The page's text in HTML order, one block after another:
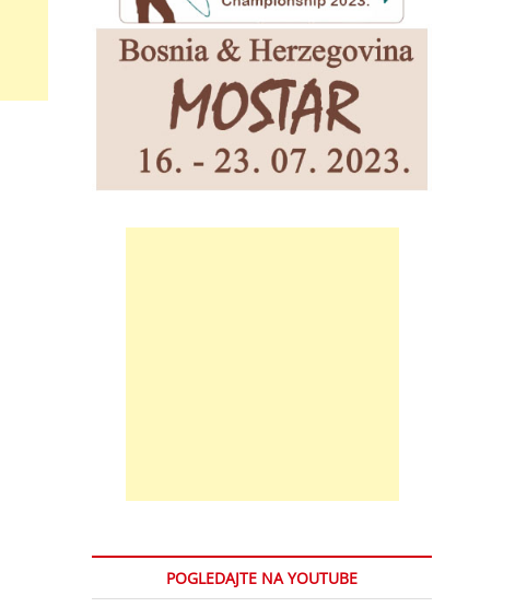
POGLEDAJTE NA YOUTUBE